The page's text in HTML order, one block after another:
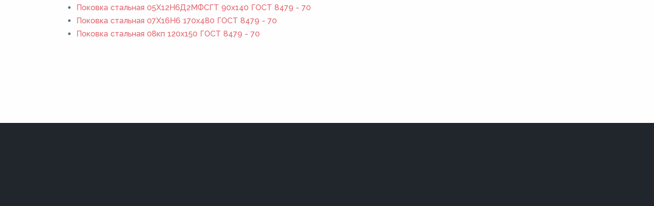
Поковка стальная 05Х12Н6Д2МФСГТ 90x140 ГОСТ 8479 - 70
Поковка стальная 07Х16Н6 170x480 ГОСТ 8479 - 70
Поковка стальная 08кп 120x150 ГОСТ 8479 - 70